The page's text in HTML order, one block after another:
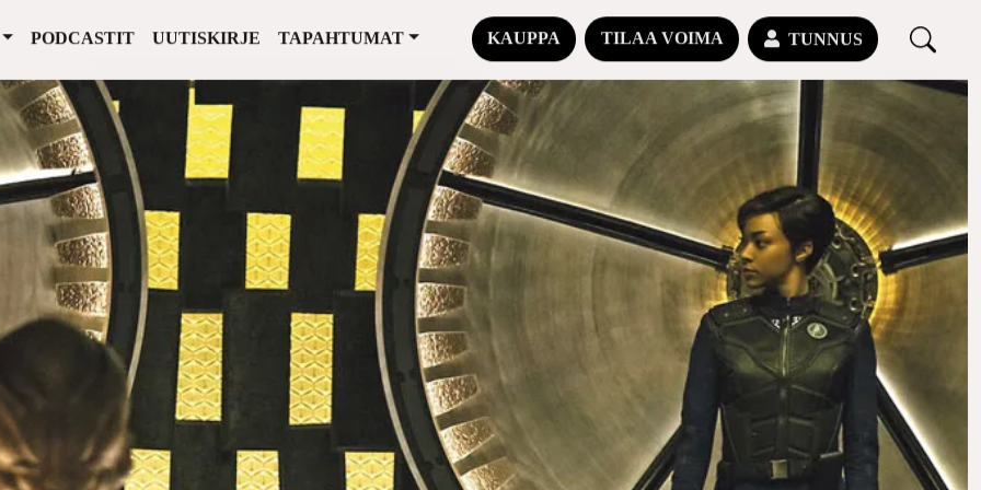
PODCASTIT UUTISKIRJE TAPAHTUMAT KAUPPA TILAA VOIMA TUNNUS